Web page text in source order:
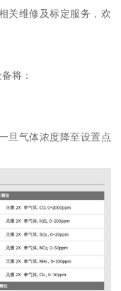
关维修及标定服务，欢
将：
旦气体浓度降至设置点